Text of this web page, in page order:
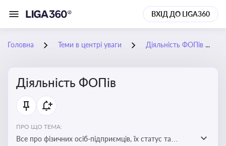
ВХІД ДО LIGA360
Головна Теми в центрі уваги Діяльність ФОПів
Діяльність ФОПів
ПРО ЩО ТЕМА:
Все про фізичних осіб-підприємців, їх статус та